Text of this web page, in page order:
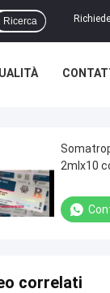
Ricerca
2mlx10
correlati